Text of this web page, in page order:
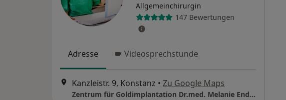
Allgemeinchirurgin
147 Bewertungen
Adresse Videosprechstunde
Kanzleistr. 9, Konstanz • Zu Google Maps
Zentrum für Goldimplantation Dr.med. Melanie Endrizzi Fachärztin f. Allgem.Chirurgie